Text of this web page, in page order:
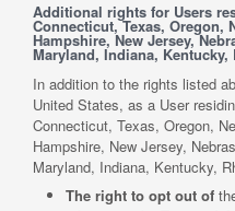
Additional rights for Users
Connecticut, Texas, Oregon,
Hampshire, New Jersey,
Maryland, Indiana,
In addition to the rights listed
United States, as a User
Connecticut, Texas, Oregon,
Hampshire, New Jersey,
Maryland, Indiana, Kentucky,
The right to opt out of